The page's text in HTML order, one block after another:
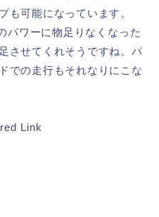
も可能になっています。
パワーに物足りなくなった
させてくれそうですね。パ
での走行もそれなりにこな
Link